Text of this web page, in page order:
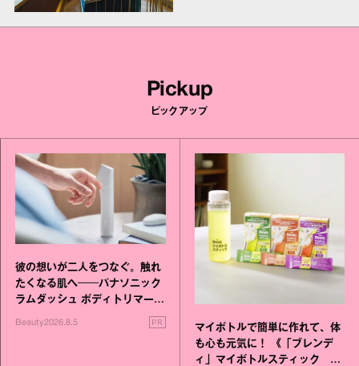
Pickup
ピックアップ
彼の想いが二人をつなぐ。触れ
たくなる肌へ──パナソニック
ラムダッシュ ボディトリマーが
Beauty2026.8.5 PR
マイボトルで簡単に作れて、体
も心も元気に！ 《「ブレンデ
ィ」マイボトルスティック い